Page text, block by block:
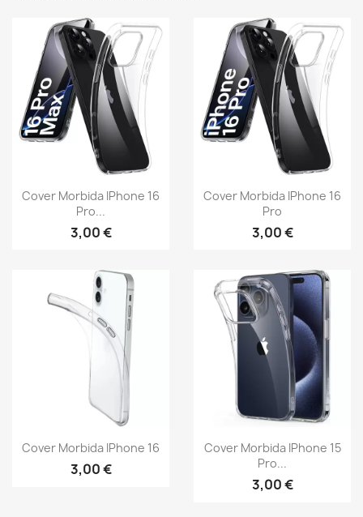
Cover Morbida IPhone 16
Pro...
3,00 €
Cover Morbida IPhone 16
Pro
3,00 €
Cover Morbida IPhone 16
3,00 €
Cover Morbida IPhone 15
Pro...
3,00 €